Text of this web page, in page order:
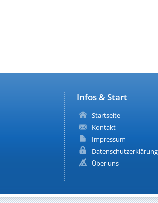
Infos & Start
Startseite
Kontakt
Impressum
Datenschutzerklärung
Über uns